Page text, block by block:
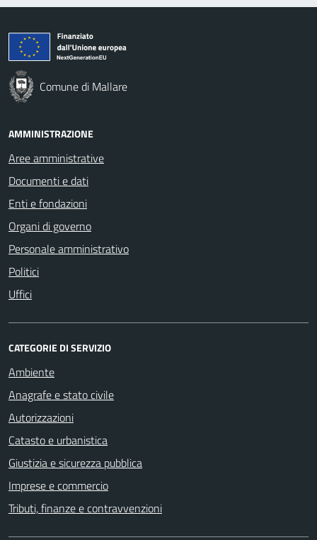
Comune di Mallare
AMMINISTRAZIONE
Aree amministrative
Documenti e dati
Enti e fondazioni
Organi di governo
Personale amministrativo
Politici
Uffici
CATEGORIE DI SERVIZIO
Ambiente
Anagrafe e stato civile
Autorizzazioni
Catasto e urbanistica
Giustizia e sicurezza pubblica
Imprese e commercio
Tributi, finanze e contravvenzioni